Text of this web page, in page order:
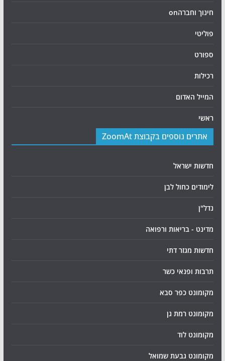
חינוך וחברהon
פוליטי
ספורט
רכילות
המייל האדום
ראשי
אתרים נוספים בקבוצת ZoomAt
חדשות ישראל
לימודים כחול לבן
נדל"ן
מדינט - בריאות ורפואה
חדשות מגזר דתי
תרבות ופנאי כשר
מקומונט כפר סבא
מקומונט רמת גן
מקומונט לוד
מקומונט גבעת שמואל